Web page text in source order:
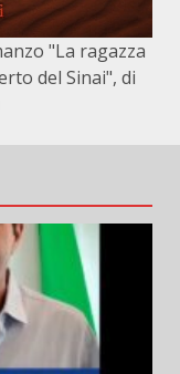
"La ragazza
del Sinai", di